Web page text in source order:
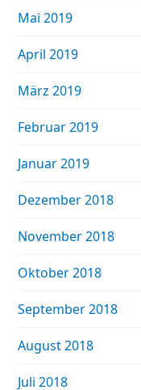
Mai 2019
April 2019
März 2019
Februar 2019
Januar 2019
Dezember 2018
November 2018
Oktober 2018
September 2018
August 2018
Juli 2018